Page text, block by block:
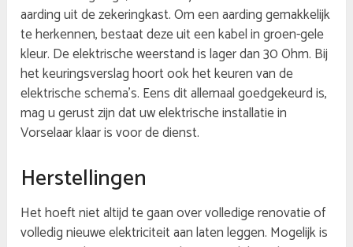
aarding uit de zekeringkast. Om een aarding gemakkelijk
te herkennen, bestaat deze uit een kabel in groen-gele
kleur. De elektrische weerstand is lager dan 30 Ohm. Bij
het keuringsverslag hoort ook het keuren van de
elektrische schema’s. Eens dit allemaal goedgekeurd is,
mag u gerust zijn dat uw elektrische installatie in
Vorselaar klaar is voor de dienst.
Herstellingen
Het hoeft niet altijd te gaan over volledige renovatie of
volledig nieuwe elektriciteit aan laten leggen. Mogelijk is